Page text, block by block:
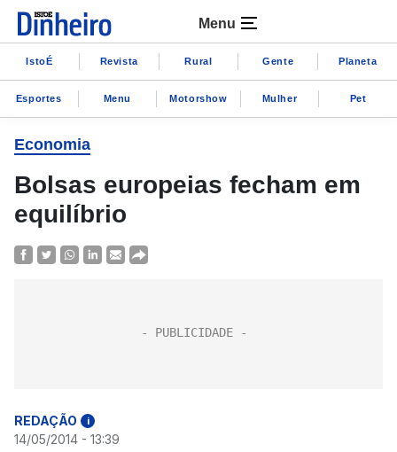
Menu
IstoÉ Revista Rural Gente Planeta
Esportes Menu Motorshow Mulher Pet
Economia
Bolsas europeias fecham em
equilíbrio
REDAÇÃO i
14/05/2014 - 13:39